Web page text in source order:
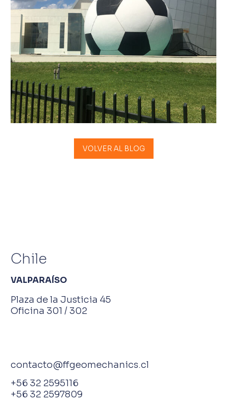
VOLVER AL BLOG
Chile
VALPARAÍSO
Plaza de la Justicia 45
Oficina 301 / 302
contacto@ffgeomechanics.cl
+56 32 2595116
+56 32 2597809